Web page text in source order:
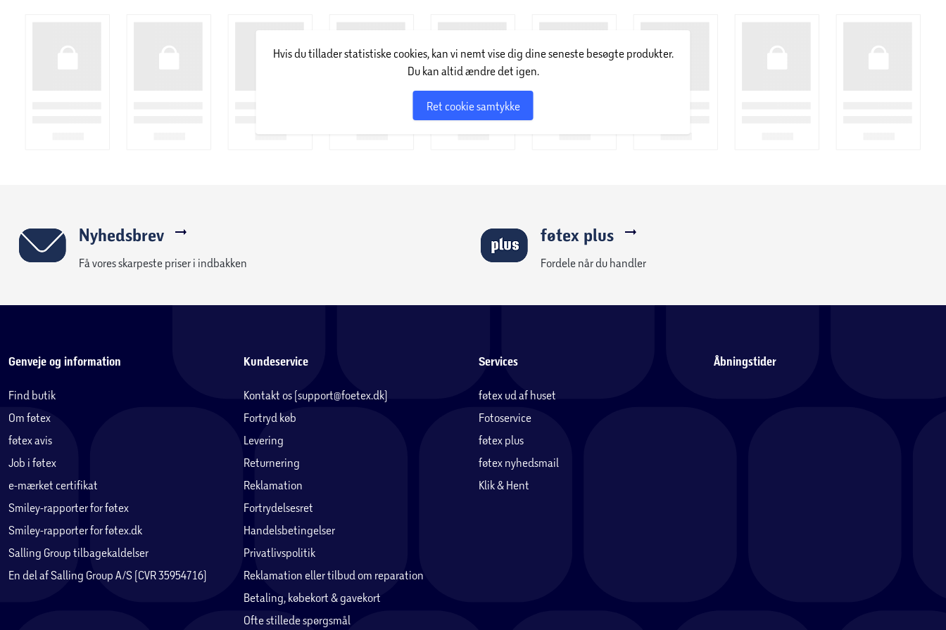
Hernán og Eduardo Gras og deres partner Cristián Hartwig startede vinbruget i 1993, hvor de kombinerer høj
teknologi med et talentfuldt team. MontGras har udviklet sig til at være en af de mest anerkendte
vinproducenter i Chile, og MontGras-områdets store antal soltimer maksimerer druernes sukkerindhold og
Hvis du tillader statistiske cookies, kan vi nemt vise dig dine seneste besøgte produkter.
Du kan altid ændre det igen.
Ret cookie samtykke
Nyhedsbrev
Få vores skarpeste priser i indbakken
føtex plus
Fordele når du handler
Genveje og information
Find butik
Om føtex
føtex avis
Job i føtex
e-mærket certifikat
Smiley-rapporter for føtex
Smiley-rapporter for føtex.dk
Salling Group tilbagekaldelser
En del af Salling Group A/S (CVR 35954716)
Kundeservice
Kontakt os (support@foetex.dk)
Fortryd køb
Levering
Returnering
Reklamation
Fortrydelsesret
Handelsbetingelser
Privatlivspolitik
Reklamation eller tilbud om reparation
Betaling, købekort & gavekort
Ofte stillede spørgsmål
Services
føtex ud af huset
Fotoservice
føtex plus
føtex nyhedsmail
Klik & Hent
Åbningstider